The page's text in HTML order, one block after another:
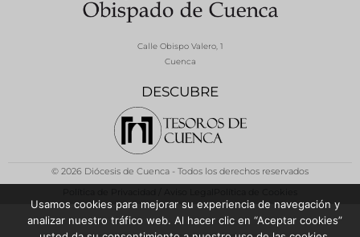
DESCUBRE
Calle Obispo Valero, 1
Cuenca
© 2026 Diócesis de Cuenca - Todos los derechos reservados
Usamos cookies para mejorar su experiencia de navegación y
analizar nuestro tráfico web. Al hacer clic en “Aceptar cookies”